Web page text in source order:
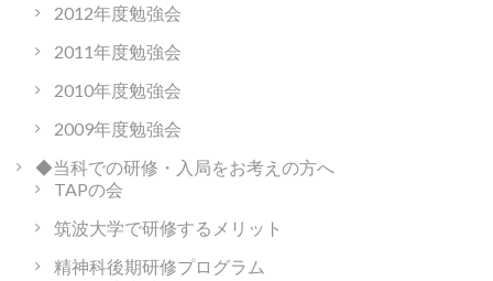
2012年度勉強会
2011年度勉強会
2010年度勉強会
2009年度勉強会
◆当科での研修・入局をお考えの方へ
TAPの会
筑波大学で研修するメリット
精神科後期研修プログラム